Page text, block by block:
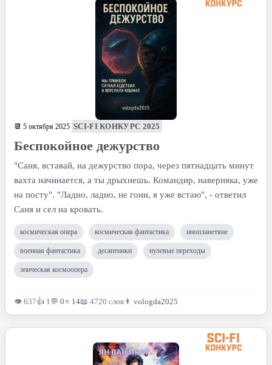
📆 5 октября 2025 SCI-FI КОНКУРС 2025
Беспокойное дежурство
"Саня, вставай, на дежурство пора, через пятнадцать минут
вахта начинается, а ты дрыхнешь. Командир, наверняка, уже
на посту". "Ладно, ладно, не гони, я уже встаю", - ответил
Саня и сел на кровать.
космическая опера космическая фантастика инопланетяне
военная фантастика десантники нулевые переходы
эпическая космоопера
👁 637👍 1💬 0⭐ 14📖 4720 слов 👨 vologda2025